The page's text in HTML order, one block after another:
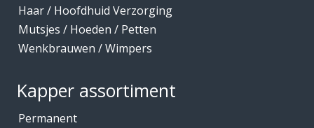
Haar / Hoofdhuid Verzorging
Mutsjes / Hoeden / Petten
Wenkbrauwen / Wimpers
Kapper assortiment
Permanent